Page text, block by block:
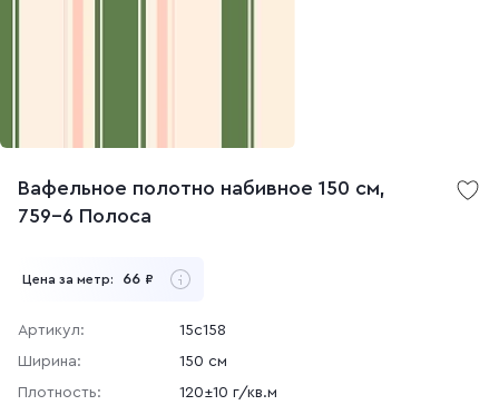
Вафельное полотно набивное 150 см,
759-6 Полоса
Цена за метр: 66 ₽
Артикул:
15с158
Ширина:
150 см
Плотность:
120±10 г/кв.м